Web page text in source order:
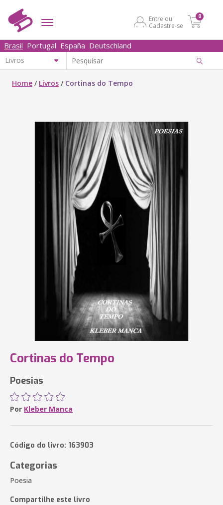
Entre ou
Cadastre-se
0
Brasil Portugal España Deutschland
Home / Livros / Cortinas do Tempo
Cortinas do Tempo
Poesias
Por Kleber Manca
Código do livro: 163903
Categorias
Poesia
Compartilhe este livro